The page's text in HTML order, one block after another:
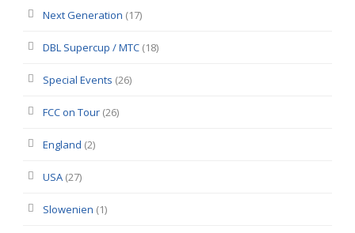
Next Generation (17)
DBL Supercup / MTC (18)
Special Events (26)
FCC on Tour (26)
England (2)
USA (27)
Slowenien (1)